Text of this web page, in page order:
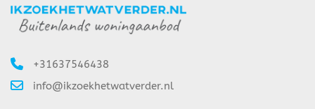
+31637546438
info@ikzoekhetwatverder.nl